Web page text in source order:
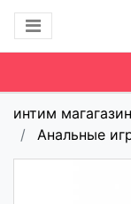
интим
Анальные